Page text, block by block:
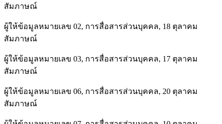
สัมภาษณ์
ผู้ให้ข้อมูลหมายเลข 02, การสื่อสารส่วนบุคคล, 18 ตุลาคม
สัมภาษณ์
ผู้ให้ข้อมูลหมายเลข 03, การสื่อสารส่วนบุคคล, 17 ตุลาคม
สัมภาษณ์
ผู้ให้ข้อมูลหมายเลข 06, การสื่อสารส่วนบุคคล, 20 ตุลาคม
สัมภาษณ์